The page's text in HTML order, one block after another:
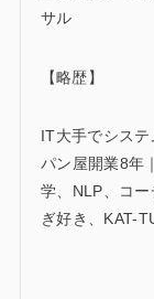
サル
【略歴】
IT大手でシス
パン屋開業8年
学、NLP、コ
ぎ好き、KAT-